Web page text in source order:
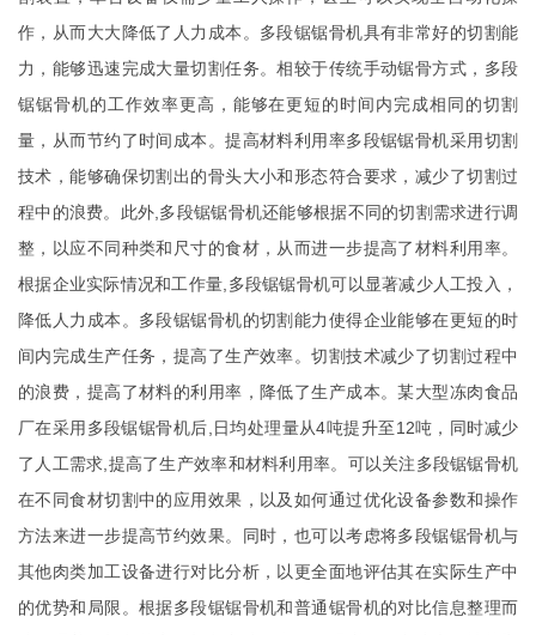
作，从而大大降低了人力成本。多段锯锯骨机具有非常好的切割能
力，能够迅速完成大量切割任务。相较于传统手动锯骨方式，多段
锯锯骨机的工作效率更高，能够在更短的时间内完成相同的切割
量，从而节约了时间成本。提高材料利用率多段锯锯骨机采用切割
技术，能够确保切割出的骨头大小和形态符合要求，减少了切割过
程中的浪费。此外,多段锯锯骨机还能够根据不同的切割需求进行调
整，以应不同种类和尺寸的食材，从而进一步提高了材料利用率。
根据企业实际情况和工作量,多段锯锯骨机可以显著减少人工投入，
降低人力成本。多段锯锯骨机的切割能力使得企业能够在更短的时
间内完成生产任务，提高了生产效率。切割技术减少了切割过程中
的浪费，提高了材料的利用率，降低了生产成本。某大型冻肉食品
厂在采用多段锯锯骨机后,日均处理量从4吨提升至12吨，同时减少
了人工需求,提高了生产效率和材料利用率。可以关注多段锯锯骨机
在不同食材切割中的应用效果，以及如何通过优化设备参数和操作
方法来进一步提高节约效果。同时，也可以考虑将多段锯锯骨机与
其他肉类加工设备进行对比分析，以更全面地评估其在实际生产中
的优势和局限。根据多段锯锯骨机和普通锯骨机的对比信息整理而